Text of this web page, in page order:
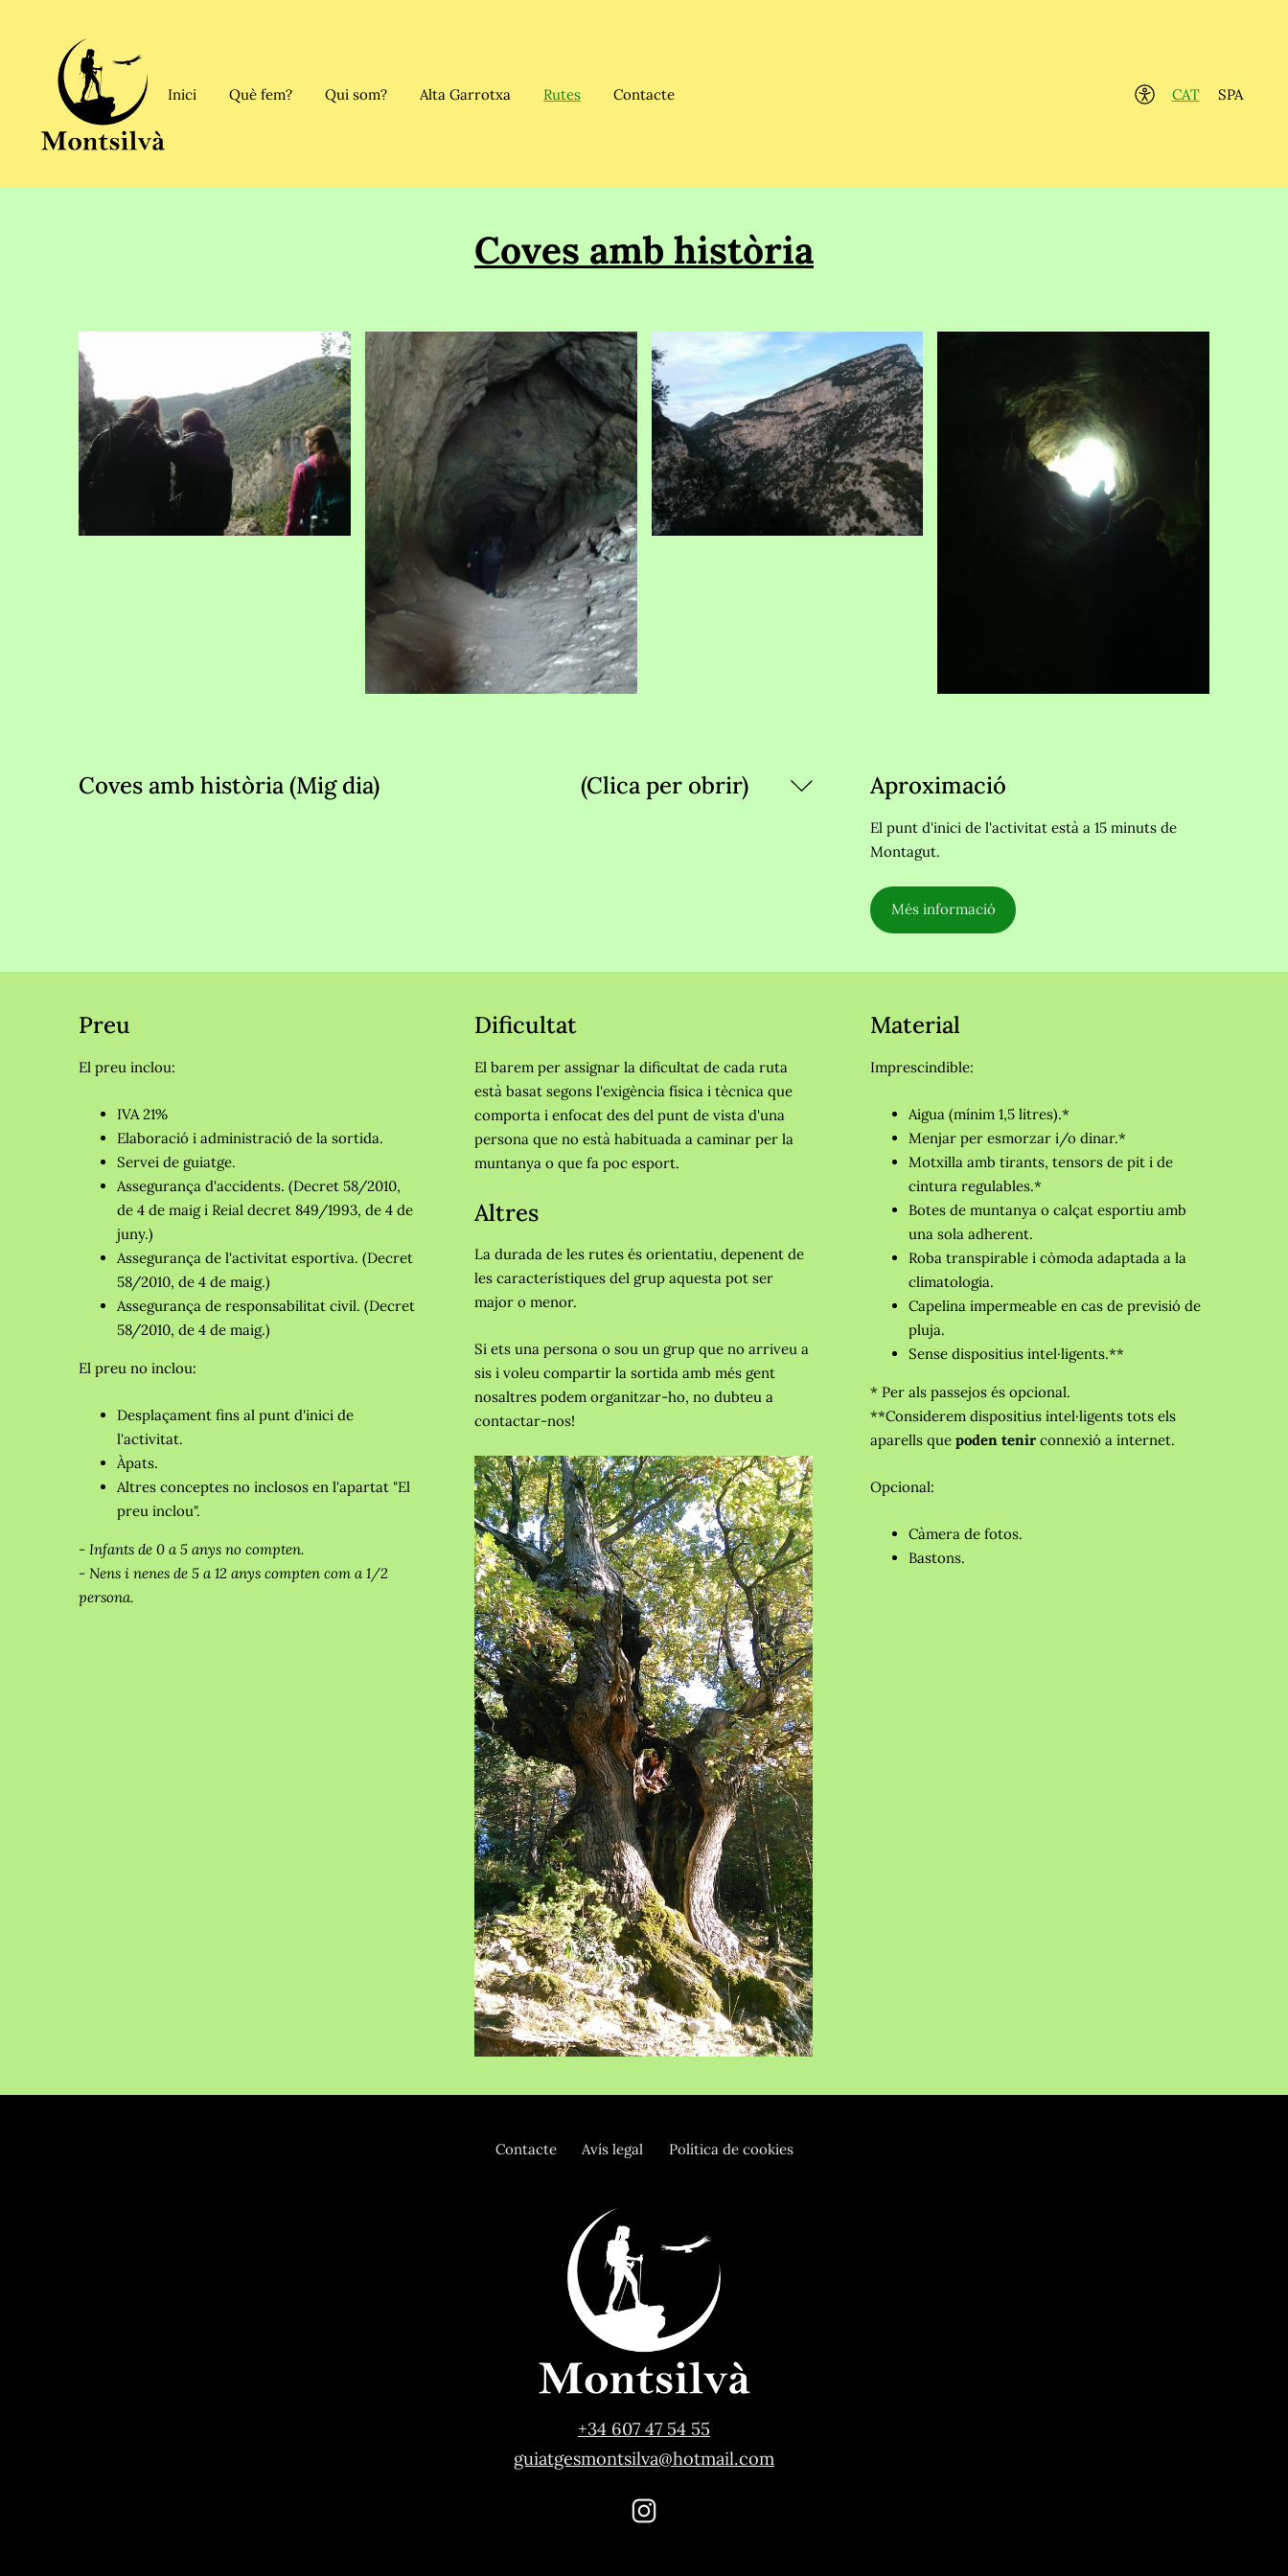
Inici Què fem? Qui som? Alta Garrotxa Rutes Contacte CAT SPA
Coves amb història
Coves amb història (Mig dia) (Clica per obrir) Aproximació
El punt d'inici de l'activitat està a 15 minuts de
Montagut.
Més informació
Preu
El preu inclou:
IVA 21%
Elaboració i administració de la sortida.
Servei de guiatge.
Assegurança d'accidents. (Decret 58/2010,
de 4 de maig i Reial decret 849/1993, de 4 de
juny.)
Assegurança de l'activitat esportiva. (Decret
58/2010, de 4 de maig.)
Assegurança de responsabilitat civil. (Decret
58/2010, de 4 de maig.)
El preu no inclou:
Desplaçament fins al punt d'inici de
l'activitat.
Àpats.
Altres conceptes no inclosos en l'apartat "El
preu inclou".
- Infants de 0 a 5 anys no compten.
- Nens i nenes de 5 a 12 anys compten com a 1/2
persona.
Dificultat
El barem per assignar la dificultat de cada ruta
està basat segons l'exigència física i tècnica que
comporta i enfocat des del punt de vista d'una
persona que no està habituada a caminar per la
muntanya o que fa poc esport.
Altres
La durada de les rutes és orientatiu, depenent de
les característiques del grup aquesta pot ser
major o menor.
Si ets una persona o sou un grup que no arriveu a
sis i voleu compartir la sortida amb més gent
nosaltres podem organitzar-ho, no dubteu a
contactar-nos!
Material
Imprescindible:
Aigua (mínim 1,5 litres).*
Menjar per esmorzar i/o dinar.*
Motxilla amb tirants, tensors de pit i de
cintura regulables.*
Botes de muntanya o calçat esportiu amb
una sola adherent.
Roba transpirable i còmoda adaptada a la
climatologia.
Capelina impermeable en cas de previsió de
pluja.
Sense dispositius intel·ligents.**
* Per als passejos és opcional.
**Considerem dispositius intel·ligents tots els
aparells que poden tenirconnexió a internet.
Opcional:
Càmera de fotos.
Bastons.
Contacte Avís legal Política de cookies
+34 607 47 54 55
guiatgesmontsilva@hotmail.com